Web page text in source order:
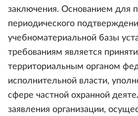
заключения. Основанием для
периодического
учебноматериальной базы
требованиям является
территориальным органом
исполнительной власти,
сфере частной охранной
заявления организации,